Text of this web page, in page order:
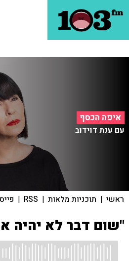
איפה הכסף
עם ענת דוידוב
ראשי | תוכניות מלאות |
RSS
|
"שום דבר לא יהיה